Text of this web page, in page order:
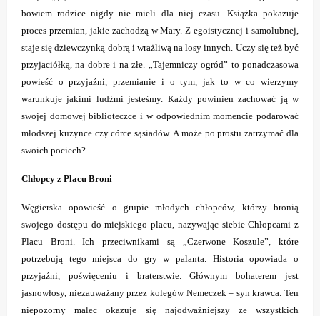
bowiem rodzice nigdy nie mieli dla niej czasu. Książka pokazuje
proces przemian, jakie zachodzą w Mary. Z egoistycznej i samolubnej,
staje się dziewczynką dobrą i wrażliwą na losy innych. Uczy się też być
przyjaciółką, na dobre i na złe. „Tajemniczy ogród” to ponadczasowa
powieść o przyjaźni, przemianie i o tym, jak to w co wierzymy
warunkuje jakimi ludźmi jesteśmy. Każdy powinien zachować ją w
swojej domowej biblioteczce i w odpowiednim momencie podarować
młodszej kuzynce czy córce sąsiadów. A może po prostu zatrzymać dla
swoich pociech?
Chłopcy z Placu Broni
Węgierska opowieść o grupie młodych chłopców, którzy bronią
swojego dostępu do miejskiego placu, nazywając siebie Chłopcami z
Placu Broni. Ich przeciwnikami są „Czerwone Koszule”, które
potrzebują tego miejsca do gry w palanta. Historia opowiada o
przyjaźni, poświęceniu i braterstwie. Głównym bohaterem jest
jasnowłosy, niezauważany przez kolegów Nemeczek – syn krawca. Ten
niepozorny malec okazuje się najodważniejszy ze wszystkich